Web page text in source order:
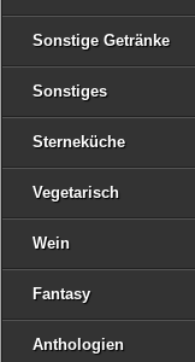
Sonstige Getränke
Sonstiges
Sterneküche
Vegetarisch
Wein
Fantasy
Anthologien